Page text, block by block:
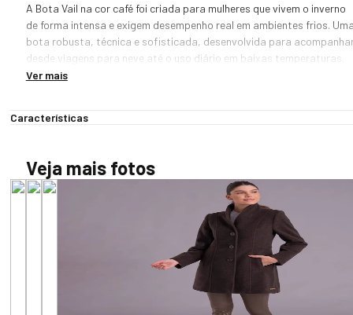
A Bota Vail na cor café foi criada para mulheres que vivem o inverno
de forma intensa e exigem desempenho real em ambientes frios.
bota robusta, técnica e sofisticada, desenvolvida para
desde viagens para neve até o uso diário em baixas temperaturas.
seladas elevam a barreira contra infiltrações, proporcionando mais
O zíper interno impermeável reforça a proteção térmica e facilita o
calce, tornando a experiência de uso mais prática no dia a dia e
durante viagens. Internamente, a Vail recebe forração completa em
natural de carneiro, um dos isolamentos térmicos mais eficientes do
mundo. A lã natural mantém os pés aquecidos mesmo em
temperaturas negativas, além de permitir respirabilidade e controle
natural da umidade interna. Outro diferencial é o conforto sensorial:
toque é extremamente macio e aconchegante, ideal para longos
Ver mais
Características
Veja mais fotos